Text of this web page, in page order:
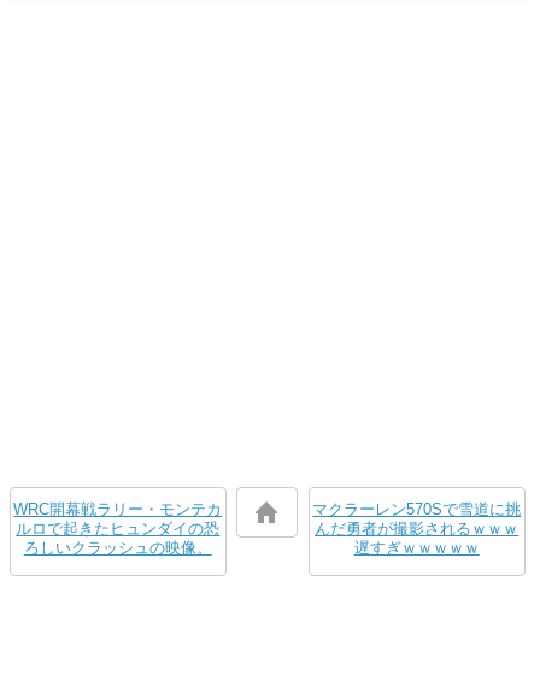
WRC開幕戦ラリー・モンテカ
ルロで起きたヒュンダイの恐
ろしいクラッシュの映像。
マクラーレン570Sで雪道に挑
んだ勇者が撮影されるｗｗｗ
遅すぎｗｗｗｗｗ